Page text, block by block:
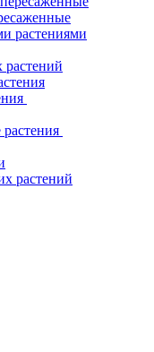
растениями
растений